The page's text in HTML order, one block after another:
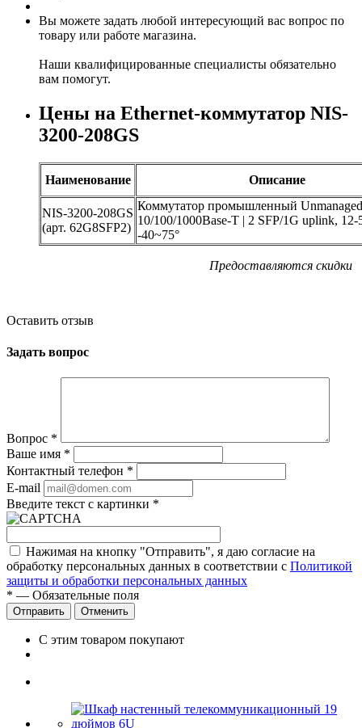
Вы можете задать любой интересующий вас вопрос по
товару или работе магазина.
Наши квалифицированные специалисты обязательно
вам помогут.
Цены на Ethernet-коммутатор NIS-
3200-208GS
Наименование Описание
NIS-3200-208GS
(арт. 62G8SFP2)
Коммутатор промышленный
10/100/1000Base-T | 2 SFP/1G uplink,
-40~75°
Предоставляются скидки
Оставить отзыв
Задать вопрос
Вопрос *
Ваше имя *
Контактный телефон *
E-mail
Введите текст с картинки *
Нажимая на кнопку "Отправить", я даю согласие на
обработку персональных данных в соответствии с Политикой
защиты и обработки персональных данных
* — Обязательные поля
Отправить Отменить
С этим товаром покупают